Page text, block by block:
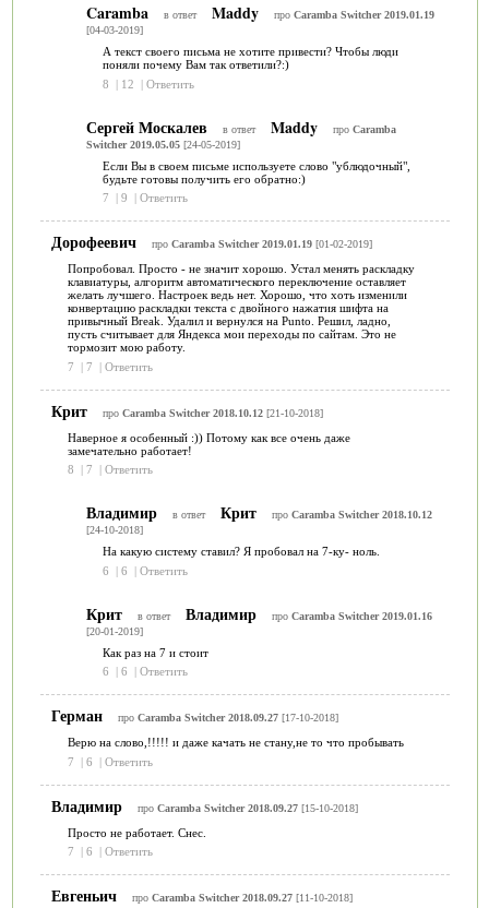
Caramba в ответ Maddy про Caramba Switcher 2019.01.19
[04-03-2019]
А текст своего письма не хотите привести? Чтобы люди
поняли почему Вам так ответили?:)
8
| 12 | Ответить
Сергей Москалев в ответ Maddy про Caramba
Switcher 2019.05.05[24-05-2019]
Если Вы в своем письме используете слово "ублюдочный",
будьте готовы получить его обратно:)
7
| 9 | Ответить
Дорофеевич про Caramba Switcher 2019.01.19[01-02-2019]
Попробовал. Просто - не значит хорошо. Устал менять раскладку
клавиатуры, алгоритм автоматического переключение оставляет
желать лучшего. Настроек ведь нет. Хорошо, что хоть изменили
конвертацию раскладки текста с двойного нажатия шифта на
привычный Break. Удалил и вернулся на Punto. Решил, ладно,
пусть считывает для Яндекса мои переходы по сайтам. Это не
тормозит мою работу.
7
| 7 | Ответить
Крит про Caramba Switcher 2018.10.12[21-10-2018]
Наверное я особенный :)) Потому как все очень даже
замечательно работает!
8
| 7 | Ответить
Владимир в ответ Крит про Caramba Switcher 2018.10.12
[24-10-2018]
На какую систему ставил? Я пробовал на 7-ку- ноль.
6
| 6 | Ответить
Крит в ответ Владимир про Caramba Switcher 2019.01.16
[20-01-2019]
Как раз на 7 и стоит
6
| 6 | Ответить
Герман про Caramba Switcher 2018.09.27[17-10-2018]
Верю на слово,!!!!! и даже качать не стану,не то что пробывать
7
| 6 | Ответить
Владимир про Caramba Switcher 2018.09.27[15-10-2018]
Просто не работает. Снес.
7
| 6 | Ответить
Евгеньич про Caramba Switcher 2018.09.27[11-10-2018]